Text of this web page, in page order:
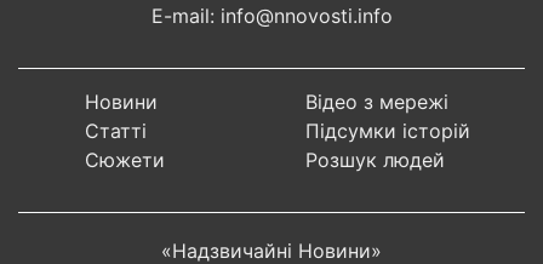
E-mail: info@nnovosti.info
Новини
Статті
Сюжети
Відео з мережі
Підсумки історій
Розшук людей
«Надзвичайні Новини»